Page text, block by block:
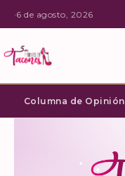
·6 de agosto, 2026
Columna de Opinión